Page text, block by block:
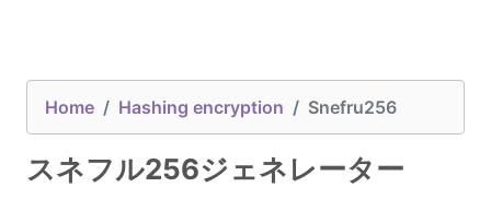
Home Hashing encryption Snefru256
スネフル256ジェネレーター